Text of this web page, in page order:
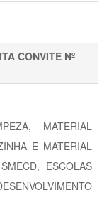
CONVITE Nº
MATERIAL
E MATERIAL
ESCOLAS